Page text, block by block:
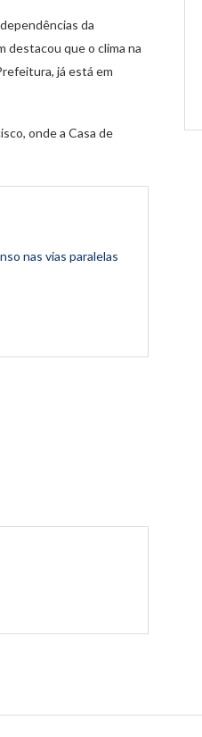
da
destacou que o clima na
já está em
onde a Casa de
nas vias paralelas